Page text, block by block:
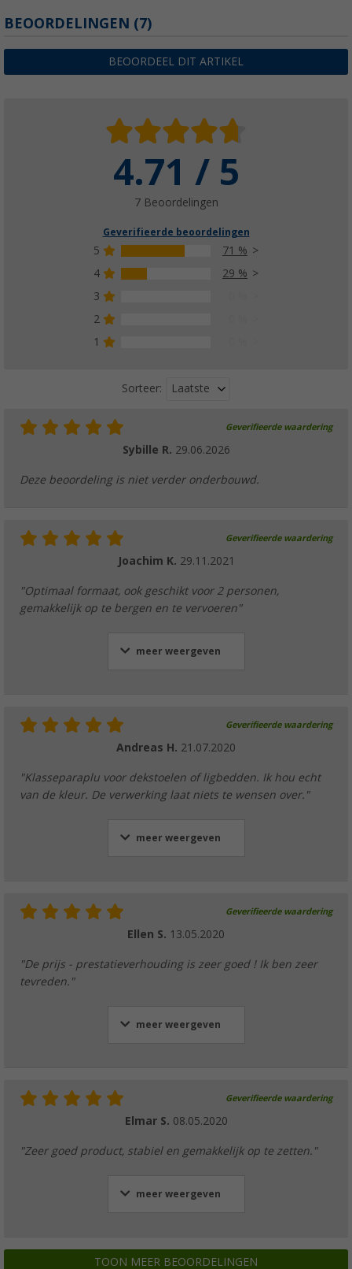
BEOORDELINGEN (7)
BEOORDEEL DIT ARTIKEL
4.71 / 5
7 Beoordelingen
Geverifieerde beoordelingen
5
71 %
4
29 %
3
2
1
Sorteer: Laatste
Geverifieerde waardering
Sybille R. 29.06.2026
Deze beoordeling is niet verder onderbouwd.
Geverifieerde waardering
Joachim K. 29.11.2021
"Optimaal formaat, ook geschikt voor 2 personen,
gemakkelijk op te bergen en te vervoeren"
meer weergeven
Geverifieerde waardering
Andreas H. 21.07.2020
"Klasseparaplu voor dekstoelen of ligbedden. Ik hou echt
van de kleur. De verwerking laat niets te wensen over."
meer weergeven
Geverifieerde waardering
Ellen S. 13.05.2020
"De prijs - prestatieverhouding is zeer goed ! Ik ben zeer
tevreden."
meer weergeven
Geverifieerde waardering
Elmar S. 08.05.2020
"Zeer goed product, stabiel en gemakkelijk op te zetten."
meer weergeven
TOON MEER BEOORDELINGEN